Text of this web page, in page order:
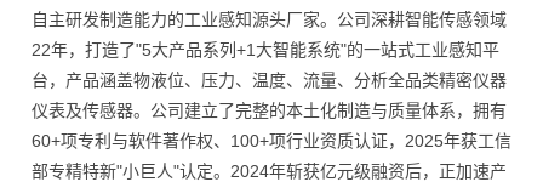
自主研发制造能力的工业感知源头厂家。公司深耕智能传感领域
22年，打造了"5大产品系列+1大智能系统"的一站式工业感知平
台，产品涵盖物液位、压力、温度、流量、分析全品类精密仪器
仪表及传感器。公司建立了完整的本土化制造与质量体系，拥有
60+项专利与软件著作权、100+项行业资质认证，2025年获工信
部专精特新"小巨人"认定。2024年斩获亿元级融资后，正加速产